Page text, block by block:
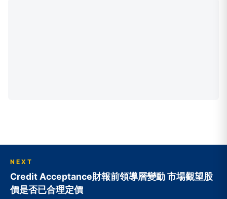
NEXT
Credit Acceptance財報前領導層變動 市場觀望股
價是否已合理定價